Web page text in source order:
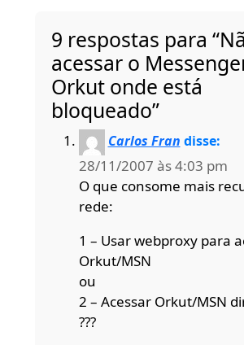
9 respostas para
acessar o
Orkut onde está
bloqueado”
Carlos Fran disse:
28/11/2007 às 4:03 pm
O que consome mais
rede:
1 – Usar webproxy para
Orkut/MSN
ou
2 – Acessar Orkut/MSN
???